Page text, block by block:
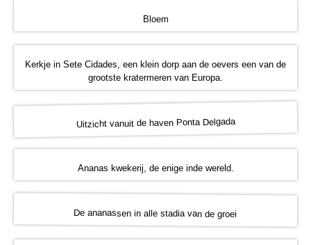
Bloem
Kerkje in Sete Cidades, een klein dorp aan de oevers een van de
grootste kratermeren van Europa.
Uitzicht vanuit de haven Ponta Delgada
Ananas kwekerij, de enige inde wereld.
De ananassen in alle stadia van de groei